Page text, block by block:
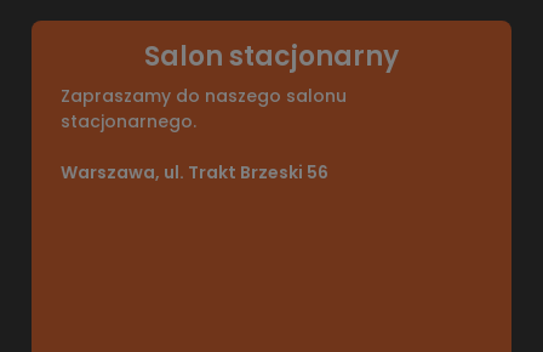
Salon stacjonarny
Zapraszamy do naszego salonu
stacjonarnego.
Warszawa, ul. Trakt Brzeski 56